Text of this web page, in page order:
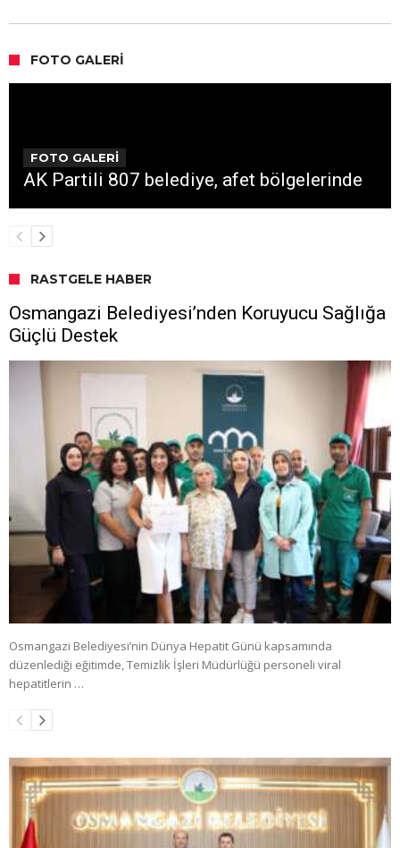
FOTO GALERI
FOTO GALERİ
AK Partili 807 belediye, afet bölgelerinde
RASTGELE HABER
Osmangazi Belediyesi’nden Koruyucu Sağlığa
Güçlü Destek
Osmangazi Belediyesi’nin Dünya Hepatit Günü kapsamında
düzenlediği eğitimde, Temizlik İşleri Müdürlüğü personeli viral
hepatitlerin …